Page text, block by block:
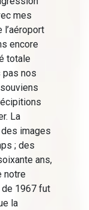
mes
encore
totale
nos
La
des images
; des
ans,
notre
de 1967 fut
la